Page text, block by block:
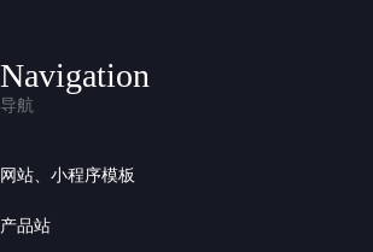
Navigation
导航
网站、小程序模板
产品站